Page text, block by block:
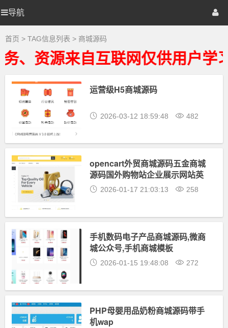
导航
码
大
码
相
关
最
新
资
源
下
优
选
源
棋牌源码 建站资源
首页 > TAG信息列表 > 商城源码
、资源来自互联网仅供用户学
运营级H5商城源码
2026-03-12 18:59:48 482
opencart外贸商城源码五金商城
源码国外购物站企业展示网站英
德双语
2026-01-17 21:03:13 258
手机数码电子产品商城源码,微商
城公众号,手机商城模板
2026-01-15 19:48:08 272
PHP母婴用品奶粉商城源码带手
机wap